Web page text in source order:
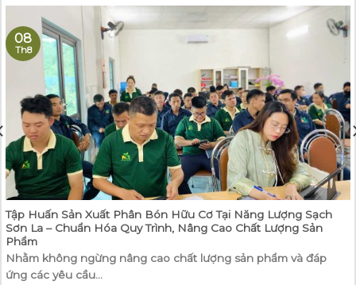
Tập Huấn Sản Xuất Phân Bón Hữu Cơ Tại Năng Lượng Sạch
Sơn La – Chuẩn Hóa Quy Trình, Nâng Cao Chất Lượng Sản
Phẩm
Nhằm không ngừng nâng cao chất lượng sản phẩm và đáp
ứng các yêu cầu...
08
Th8